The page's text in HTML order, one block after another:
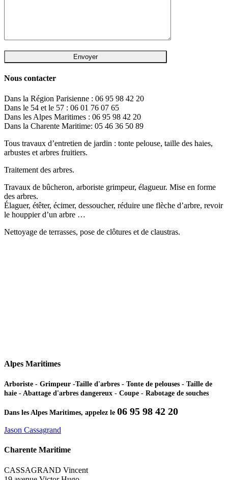
Nous contacter
Dans la Région Parisienne : 06 95 98 42 20
Dans le 54 et le 57 : 06 01 76 07 65
Dans les Alpes Maritimes : 06 95 98 42 20
Dans la Charente Maritime: 05 46 36 50 89
Tous travaux d’entretien de jardin : tonte pelouse, taille des haies,
arbustes et arbres fruitiers.
Traitement des arbres.
Travaux de bûcheron, arboriste grimpeur, élagueur. Mise en forme
des arbres.
Élaguer, étêter, écimer, dessoucher, réduire une flèche d’arbre, revoir
le houppier d’un arbre …
Nettoyage de terrasses, pose de clôtures et de claustras.
Alpes Maritimes
Arboriste - Grimpeur -Taille d'arbres - Tonte de pelouses - Taille de
haie - Abattage d'arbres dangereux - Coupe - Rabotage de souches
Dans les Alpes Maritimes, appelez le 06 95 98 42 20
Jason Cassagrand
Charente Maritime
CASSAGRAND Vincent